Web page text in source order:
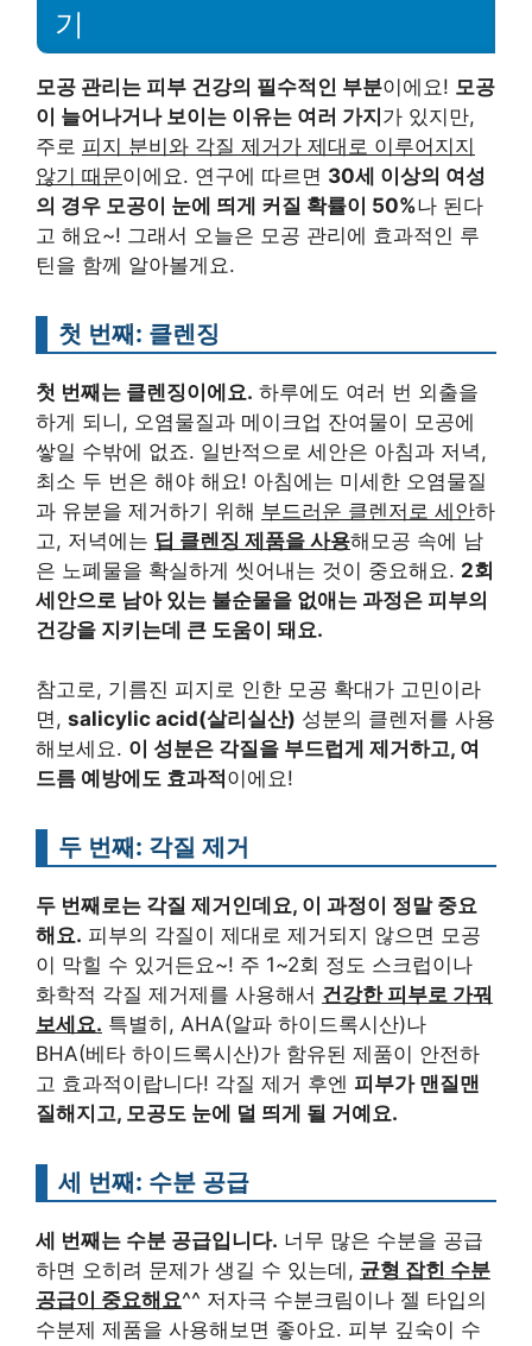
기
모공 관리는 피부 건강의 필수적인 부분이에요! 모공
이 늘어나거나 보이는 이유는 여러 가지가 있지만,
주로 피지 분비와 각질 제거가 제대로 이루어지지
않기 때문이에요. 연구에 따르면 30세 이상의 여성
의 경우 모공이 눈에 띄게 커질 확률이 50%나 된다
고 해요~! 그래서 오늘은 모공 관리에 효과적인 루
틴을 함께 알아볼게요.
첫 번째: 클렌징
첫 번째는 클렌징이에요. 하루에도 여러 번 외출을
하게 되니, 오염물질과 메이크업 잔여물이 모공에
쌓일 수밖에 없죠. 일반적으로 세안은 아침과 저녁,
최소 두 번은 해야 해요! 아침에는 미세한 오염물질
과 유분을 제거하기 위해 부드러운 클렌저로 세안하
고, 저녁에는 딥 클렌징 제품을 사용해모공 속에 남
은 노폐물을 확실하게 씻어내는 것이 중요해요. 2회
세안으로 남아 있는 불순물을 없애는 과정은 피부의
건강을 지키는데 큰 도움이 돼요.
참고로, 기름진 피지로 인한 모공 확대가 고민이라
면, salicylic acid(살리실산) 성분의 클렌저를 사용
해보세요. 이 성분은 각질을 부드럽게 제거하고, 여
드름 예방에도 효과적 이에요!
두 번째: 각질 제거
두 번째로는 각질 제거인데요, 이 과정이 정말 중요
해요. 피부의 각질이 제대로 제거되지 않으면 모공
이 막힐 수 있거든요~! 주 1~2회 정도 스크럽이나
화학적 각질 제거제를 사용해서 건강한 피부로 가꿔
보세요. 특별히, AHA(알파 하이드록시산)나
BHA(베타 하이드록시산)가 함유된 제품이 안전하
고 효과적이랍니다! 각질 제거 후엔 피부가 맨질맨
질해지고, 모공도 눈에 덜 띄게 될 거예요.
세 번째: 수분 공급
세 번째는 수분 공급입니다. 너무 많은 수분을 공급
하면 오히려 문제가 생길 수 있는데, 균형 잡힌 수분
공급이 중요해요^^ 저자극 수분크림이나 젤 타입의
수분제 제품을 사용해보면 좋아요. 피부 깊숙이 수